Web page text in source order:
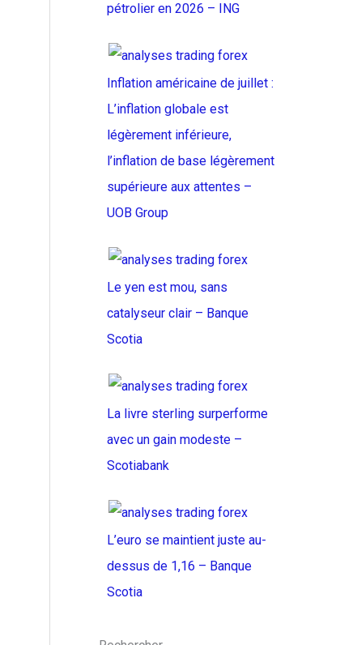
pétrolier en 2026 – ING
Inflation américaine de juillet :
L’inflation globale est
légèrement inférieure,
l’inflation de base légèrement
supérieure aux attentes –
UOB Group
Le yen est mou, sans
catalyseur clair – Banque
Scotia
La livre sterling surperforme
avec un gain modeste –
Scotiabank
L’euro se maintient juste au-
dessus de 1,16 – Banque
Scotia